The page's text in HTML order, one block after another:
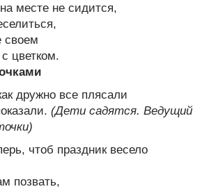
месте не сидится,
своем
цветком.
дружно все плясали
(Дети садятся. Ведущий
чтоб праздник весело
позвать,